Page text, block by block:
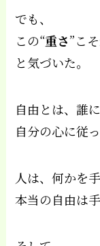
でも、
この“重さ”こ
と気づいた。
自由とは、誰
自分の心に従
人は、何かを
本当の自由は